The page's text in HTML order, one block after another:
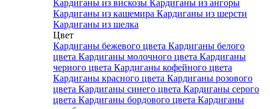
Кардиганы из вискозы Кардиганы из ангоры
Кардиганы из кашемира Кардиганы из шерсти
Кардиганы из шелка
Цвет
Кардиганы бежевого цвета Кардиганы белого
цвета Кардиганы молочного цвета Кардиганы
черного цвета Кардиганы кофейного цвета
Кардиганы красного цвета Кардиганы розового
цвета Кардиганы синего цвета Кардиганы серого
цвета Кардиганы бордового цвета Кардиганы